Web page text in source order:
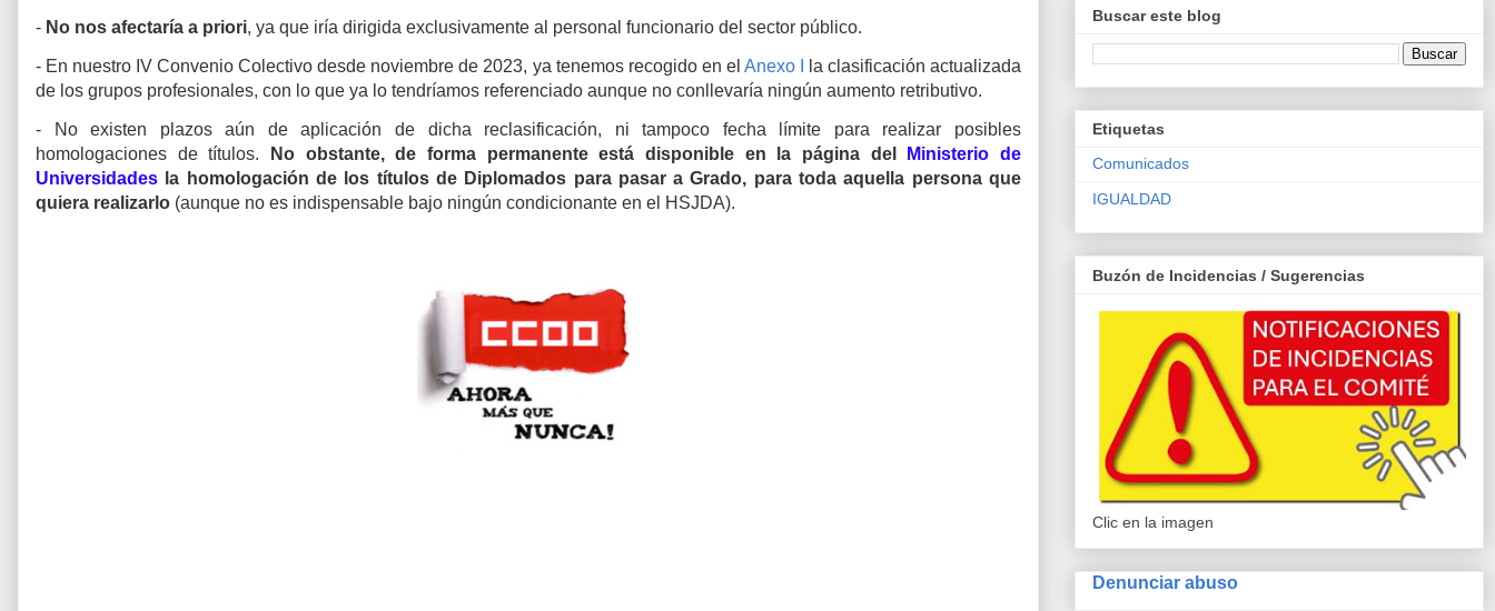
- No nos afectaría a priori, ya que iría dirigida exclusivamente al personal funcionario del sector público.
- En nuestro IV Convenio Colectivo desde noviembre de 2023, ya tenemos recogido en el Anexo I
la clasificación actualizada
de los grupos profesionales, con lo que ya lo tendríamos referenciado aunque no conllevaría ningún aumento retributivo.
- No existen plazos aún de aplicación de dicha reclasificación, ni tampoco fecha límite para realizar posibles
homologaciones de títulos.
No obstante, de forma permanente está disponible en la página del
Ministerio de
Universidades la homologación de los títulos de Diplomados para pasar a Grado, para toda aquella persona que
quiera realizarlo (aunque no es indispensable bajo ningún condicionante en el HSJDA).
Buscar este blog
Etiquetas
Comunicados
IGUALDAD
Buzón de Incidencias / Sugerencias
Clic en la imagen
Denunciar abuso